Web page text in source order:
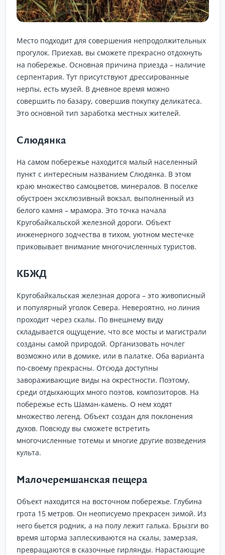
Место подходит для совершения непродолжительных
прогулок. Приехав, вы сможете прекрасно отдохнуть
на побережье. Основная причина приезда – наличие
серпентария. Тут присутствуют дрессированные
нерпы, есть музей. В дневное время можно
совершить по базару, совершив покупку деликатеса.
Это основной тип заработка местных жителей.
Слюдянка
На самом побережье находится малый населенный
пункт с интересным названием Слюдянка. В этом
краю множество самоцветов, минералов. В поселке
обустроен эксклюзивный вокзал, выполненный из
белого камня – мрамора. Это точка начала
Кругобайкальской железной дороги. Объект
инженерного зодчества в тихом, уютном местечке
приковывает внимание многочисленных туристов.
КБЖД
Кругобайкальская железная дорога – это живописный
и популярный уголок Севера. Невероятно, но линия
проходит через скалы. По внешнему виду
складывается ощущение, что все мосты и магистрали
созданы самой природой. Организовать ночлег
возможно или в домике, или в палатке. Оба варианта
по-своему прекрасны. Отсюда доступны
завораживающие виды на окрестности. Поэтому,
среди отдыхающих много поэтов, композиторов. На
побережье есть Шаман-камень. О нем ходят
множество легенд. Объект создан для поклонения
духов. Повсюду вы сможете встретить
многочисленные тотемы и многие другие возведения
культа.
Малочеремшанская пещера
Объект находится на восточном побережье. Глубина
грота 15 метров. Он неописуемо прекрасен зимой. Из
него бьется родник, а на полу лежит галька. Брызги во
время шторма заплескиваются на скалы, замерзая,
превращаются в сказочные гирлянды. Нарастающие